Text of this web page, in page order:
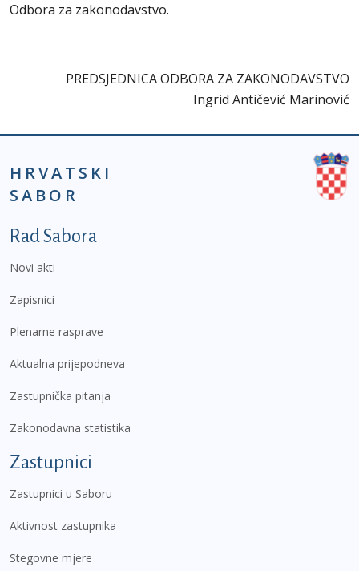
Odbora za zakonodavstvo.
PREDSJEDNICA ODBORA ZA ZAKONODAVSTVO
Ingrid Antičević Marinović
HRVATSKI
SABOR
Podnožje prvi izbornik
Rad Sabora
Novi akti
Zapisnici
Plenarne rasprave
Aktualna prijepodneva
Zastupnička pitanja
Zakonodavna statistika
Zastupnici
Zastupnici u Saboru
Aktivnost zastupnika
Stegovne mjere